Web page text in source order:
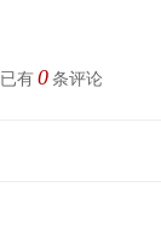
已有 0 条评论